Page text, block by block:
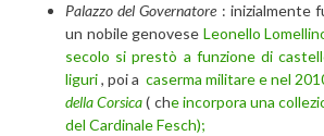
Palazzo del Governatore : inizialmente
un nobile genovese Leonello
secolo si prestò a funzione di
liguri, poi a caserma militare e nel
della Corsica( che incorpora una
del Cardinale Fesch);